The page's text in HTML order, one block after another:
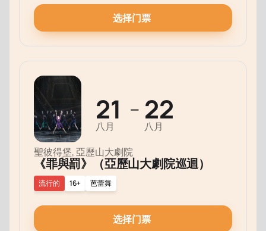
选择门票
21
八月
— 22
八月
聖彼得堡, 亞歷山大劇院
《罪與罰》（亞歷山大劇院巡迴）
16+ 芭蕾舞
流行的
选择门票